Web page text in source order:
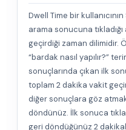
Dwell Time bir
arama sonucuna tıkladığı
geçirdiği zaman dilimidir.
“bardak nasıl yapılır?”
sonuçlarında çıkan ilk
toplam 2 dakika vakit
diğer sonuçlara göz
döndünüz. İlk sonuca
geri döndüğünüz 2